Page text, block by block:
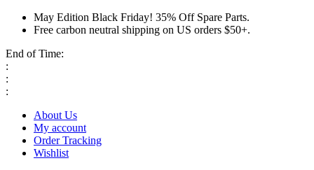
May Edition Black Friday! 35% Off Spare Parts.
Free carbon neutral shipping on US orders $50+.
End of Time:
:
:
:
About Us
My account
Order Tracking
Wishlist